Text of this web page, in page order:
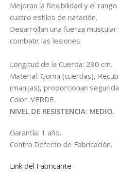
Mejoran la flexibilidad y el
cuatro estilos de natación.
Desarrollan una fuerza
combatir las lesiones.
Longitud de la Cuerda: 230 cm.
Material: Goma (cuerdas),
(manijas), proporcionan
Color: VERDE.
NIVEL DE RESISTENCIA: MEDIO.
Garantía: 1 año.
Contra Defecto de Fabricación.
Link del Fabricante